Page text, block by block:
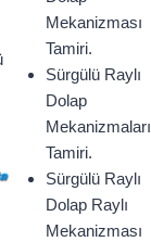
Mekanizması
Tamiri.
Sürgülü Raylı
Dolap
Mekanizmaları
Tamiri.
Sürgülü Raylı
Dolap Raylı
Mekanizması